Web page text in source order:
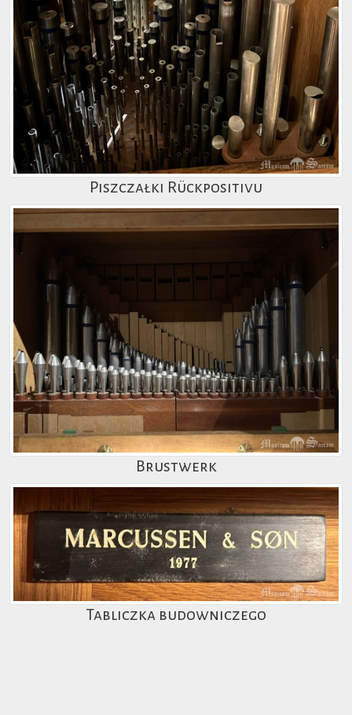
Piszczałki Rückpositivu
Brustwerk
Tabliczka budowniczego